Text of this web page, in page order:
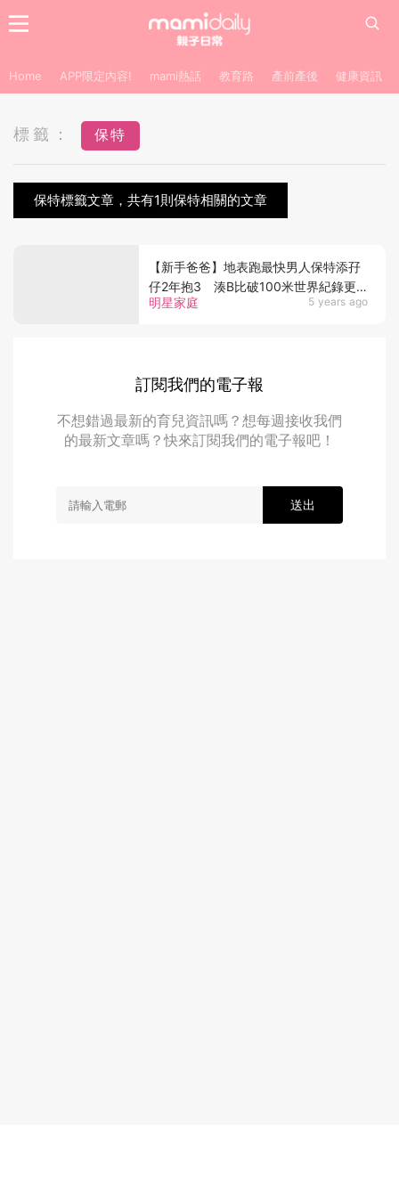
Home APP限定內容! mami熱話 教育路 產前產後 健康資訊
標籤： 保特
保特標籤文章，共有1則保特相關的文章
明星家庭 5 years ago
【新手爸爸】地表跑最快男人保特添孖
仔2年抱3 湊B比破100米世界紀錄更
難
訂閱我們的電子報
不想錯過最新的育兒資訊嗎？想每週接收我們
的最新文章嗎？快來訂閱我們的電子報吧！
送出